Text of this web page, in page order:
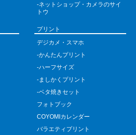
-ネットショップ・カメラのサイ
トウ
プリント
デジカメ・スマホ
-かんたんプリント
-ハーフサイズ
-ましかくプリント
-ベタ焼きセット
フォトブック
COYOMIカレンダー
バラエティプリント